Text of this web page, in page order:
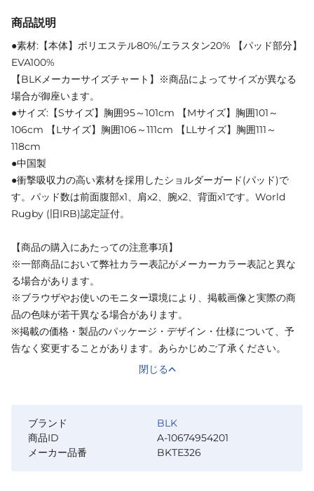
商品説明
●素材:【本体】ポリエステル80%/エラスタン20% 【パッド部分】
EVA100%
【BLKメーカーサイズチャート】※商品によってサイズが異なる
場合が御座います。
●サイズ:【Sサイズ】胸囲95～101cm 【Mサイズ】胸囲101～
106cm 【Lサイズ】胸囲106～111cm 【LLサイズ】胸囲111～
118cm
●中国製
●衝撃吸収力の高い素材を採用したショルダーガード(パッド)で
す。パッド数は前面腹部x1、肩x2、腕x2、背面x1です。World
Rugby (旧IRB)認定証付。
【商品の購入にあたっての注意事項】
※一部商品において弊社カラー表記がメーカーカラー表記と異な
る場合があります。
※ブラウザやお使いのモニター環境により、掲載画像と実際の商
品の色味が若干異なる場合があります。
※掲載の価格・製品のパッケージ・デザイン・仕様について、予
告なく変更することがあります。あらかじめご了承ください。
閉じる
ブランド
BLK
商品ID
A-10674954201
メーカー品番
BKTE326